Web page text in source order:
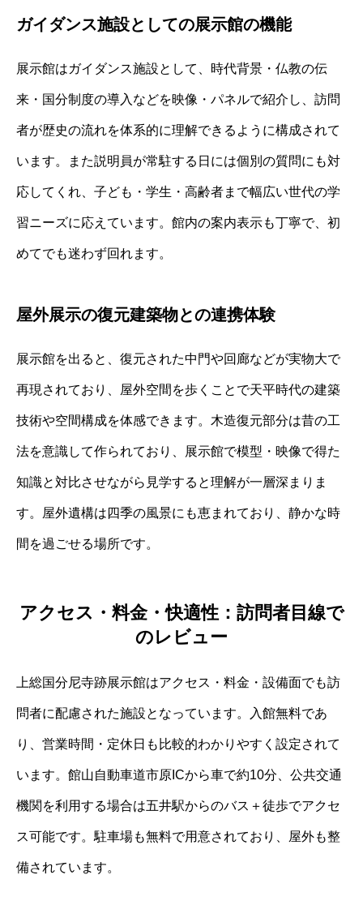
ガイダンス施設としての展示館の機能
展示館はガイダンス施設として、時代背景・仏教の伝
来・国分制度の導入などを映像・パネルで紹介し、訪問
者が歴史の流れを体系的に理解できるように構成されて
います。また説明員が常駐する日には個別の質問にも対
応してくれ、子ども・学生・高齢者まで幅広い世代の学
習ニーズに応えています。館内の案内表示も丁寧で、初
めてでも迷わず回れます。
屋外展示の復元建築物との連携体験
展示館を出ると、復元された中門や回廊などが実物大で
再現されており、屋外空間を歩くことで天平時代の建築
技術や空間構成を体感できます。木造復元部分は昔の工
法を意識して作られており、展示館で模型・映像で得た
知識と対比させながら見学すると理解が一層深まりま
す。屋外遺構は四季の風景にも恵まれており、静かな時
間を過ごせる場所です。
アクセス・料金・快適性：訪問者目線で
のレビュー
上総国分尼寺跡展示館はアクセス・料金・設備面でも訪
問者に配慮された施設となっています。入館無料であ
り、営業時間・定休日も比較的わかりやすく設定されて
います。館山自動車道市原ICから車で約10分、公共交通
機関を利用する場合は五井駅からのバス＋徒歩でアクセ
ス可能です。駐車場も無料で用意されており、屋外も整
備されています。